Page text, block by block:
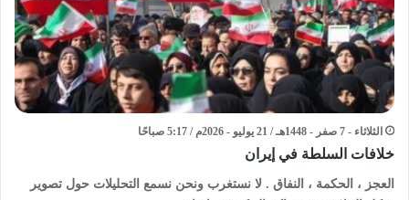
الثلاثاء - 7 صفر - 1448هـ / 21 يوليو - 2026م / 5:17 صباحًا
خلافات السلطة في إيران
العجز ، الحكمة ، النفاق . لا نستغرب ونحن نسمع التحليلات حول تصوير